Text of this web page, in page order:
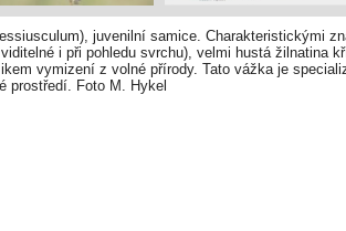
juvenilní samice. Charakteristickými
i při pohledu svrchu), velmi hustá žilnatina
vymizení z volné přírody. Tato vážka je
prostředí. Foto M. Hykel